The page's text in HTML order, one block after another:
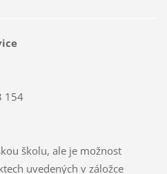
154
školu, ale je možnost
uvedených v záložce